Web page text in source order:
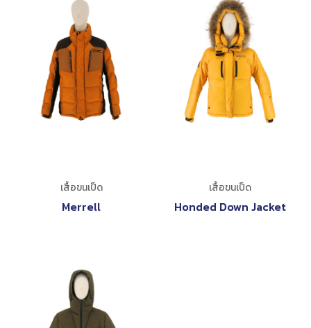
เสื้อขนเป็ด
Merrell
เสื้อขนเป็ด
Honded Down Jacket